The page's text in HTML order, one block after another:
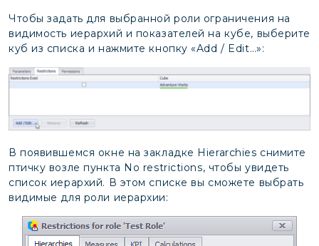
Чтобы задать для выбранной роли ограничения на
видимость иерархий и показателей на кубе, выберите
куб из списка и нажмите кнопку «Add / Edit…»:
В появившемся окне на закладке Hierarchies снимите
птичку возле пункта No restrictions, чтобы увидеть
список иерархий. В этом списке вы сможете выбрать
видимые для роли иерархии: